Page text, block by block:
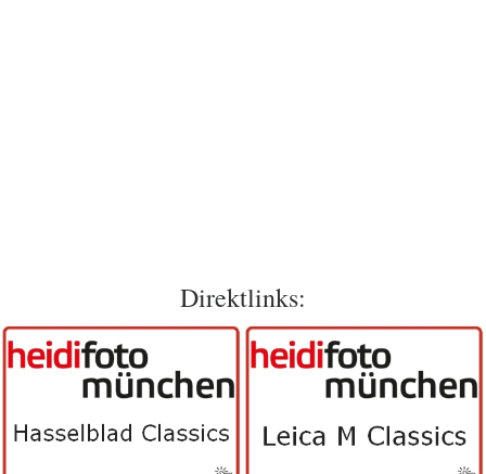
Direktlinks: